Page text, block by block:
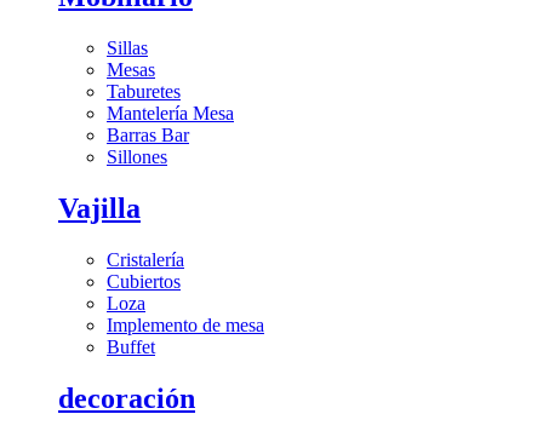
Sillas
Mesas
Taburetes
Mantelería Mesa
Barras Bar
Sillones
Vajilla
Cristalería
Cubiertos
Loza
Implemento de mesa
Buffet
decoración